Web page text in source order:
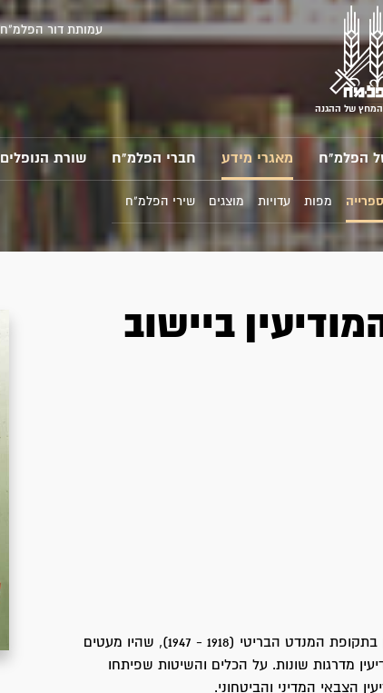
המחץ של ההגנה
עמותת דור הפלמ"ח
הפלמ"ח מאגרי מידע חברי הפלמ"ח שורת הנופלים
ספרייה מפות עדויות מוצגים שירי הפלמ"ח
ביישוב
פועלם של האנשים שנשאו את שירותי המודיעין בתקופת המנדט הבריטי (1918 - 1947), שהיו מעטים
מדרגות שונות. על הכלים והשיטות שפיתחו
הצבאי המדיני והביטחוני.